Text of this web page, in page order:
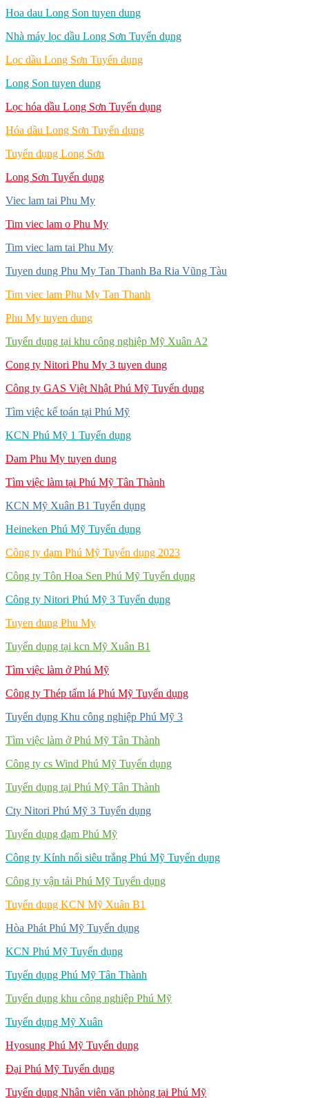
Hoa dau Long Son tuyen dung
Nhà máy lọc dầu Long Sơn Tuyển dụng
Lọc dầu Long Sơn Tuyển dụng
Long Son tuyen dung
Lọc hóa dầu Long Sơn Tuyển dụng
Hóa dầu Long Sơn Tuyển dụng
Tuyển dụng Long Sơn
Long Sơn Tuyển dụng
Viec lam tai Phu My
Tim viec lam o Phu My
Tim viec lam tai Phu My
Tuyen dung Phu My Tan Thanh Ba Ria Vũng Tàu
Tim viec lam Phu My Tan Thanh
Phu My tuyen dung
Tuyển dụng tại khu công nghiệp Mỹ Xuân A2
Cong ty Nitori Phu My 3 tuyen dung
Công ty GAS Việt Nhật Phú Mỹ Tuyển dụng
Tìm việc kế toán tại Phú Mỹ
KCN Phú Mỹ 1 Tuyển dụng
Dam Phu My tuyen dung
Tìm việc làm tại Phú Mỹ Tân Thành
KCN Mỹ Xuân B1 Tuyển dụng
Heineken Phú Mỹ Tuyển dụng
Công ty đạm Phú Mỹ Tuyển dụng 2023
Công ty Tôn Hoa Sen Phú Mỹ Tuyển dụng
Công ty Nitori Phú Mỹ 3 Tuyển dụng
Tuyen dung Phu My
Tuyển dụng tại kcn Mỹ Xuân B1
Tìm việc làm ở Phú Mỹ
Công ty Thép tấm lá Phú Mỹ Tuyển dụng
Tuyển dụng Khu công nghiệp Phú Mỹ 3
Tìm việc làm ở Phú Mỹ Tân Thành
Công ty cs Wind Phú Mỹ Tuyển dụng
Tuyển dụng tại Phú Mỹ Tân Thành
Cty Nitori Phú Mỹ 3 Tuyển dụng
Tuyển dụng đạm Phú Mỹ
Công ty Kính nổi siêu trắng Phú Mỹ Tuyển dụng
Công ty vận tải Phú Mỹ Tuyển dụng
Tuyển dụng KCN Mỹ Xuân B1
Hòa Phát Phú Mỹ Tuyển dụng
KCN Phú Mỹ Tuyển dụng
Tuyển dụng Phú Mỹ Tân Thành
Tuyển dụng khu công nghiệp Phú Mỹ
Tuyển dụng Mỹ Xuân
Hyosung Phú Mỹ Tuyển dụng
Đại Phú Mỹ Tuyển dụng
Tuyển dụng Nhân viên văn phòng tại Phú Mỹ